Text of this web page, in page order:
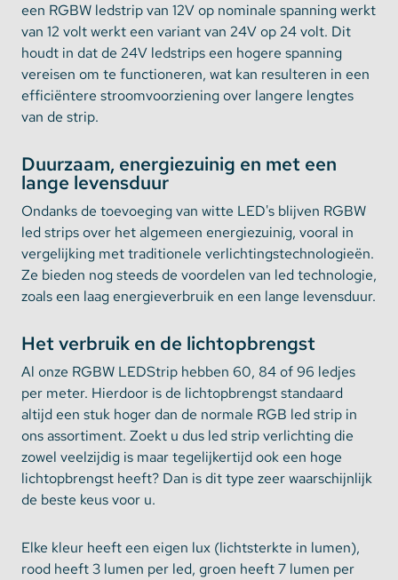
een RGBW ledstrip van 12V op nominale spanning werkt
van 12 volt werkt een variant van 24V op 24 volt. Dit
houdt in dat de 24V ledstrips een hogere spanning
vereisen om te functioneren, wat kan resulteren in een
efficiëntere stroomvoorziening over langere lengtes
van de strip.
Duurzaam, energiezuinig en met een
lange levensduur
Ondanks de toevoeging van witte LED's blijven RGBW
led strips over het algemeen energiezuinig, vooral in
vergelijking met traditionele verlichtingstechnologieën.
Ze bieden nog steeds de voordelen van led technologie,
zoals een laag energieverbruik en een lange levensduur.
Het verbruik en de lichtopbrengst
Al onze RGBW LEDStrip hebben 60, 84 of 96 ledjes
per meter. Hierdoor is de lichtopbrengst standaard
altijd een stuk hoger dan de normale RGB led strip in
ons assortiment. Zoekt u dus led strip verlichting die
zowel veelzijdig is maar tegelijkertijd ook een hoge
lichtopbrengst heeft? Dan is dit type zeer waarschijnlijk
de beste keus voor u.
Elke kleur heeft een eigen lux (lichtsterkte in lumen),
rood heeft 3 lumen per led, groen heeft 7 lumen per